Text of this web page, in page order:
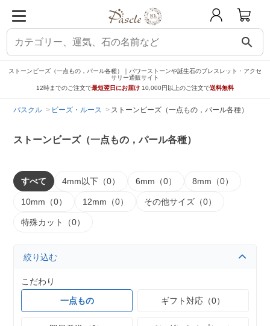
search
ストーンビーズ（一点もの，パール各種）｜パワーストーンや誕生石のブレスレット・アクセ
サリー通販サイト
12時までのご注文で最短翌日にお届け 10,000円以上のご注文で送料無料
パスクル ビーズ・ルース ストーンビーズ（一点もの，パール各種）
ストーンビーズ（一点もの，パール各種）
すべて 4mm以下（0） 6mm（0） 8mm（0）
10mm（0） 12mm（0） その他サイズ（0）
特殊カット（0）
絞り込む
こだわり
一点もの
ギフト対応（0）